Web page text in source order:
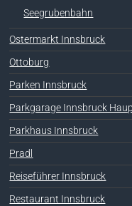
Seegrubenbahn
Ostermarkt Innsbruck
Ottoburg
Parken Innsbruck
Parkgarage Innsbruck
Parkhaus Innsbruck
Pradl
Reiseführer Innsbruck
Restaurant Innsbruck